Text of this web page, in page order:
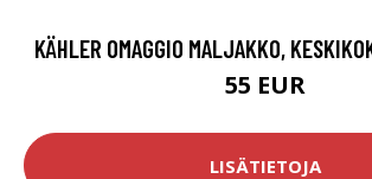
KÄHLER OMAGGIO MALJAKKO,
55 EUR
LISÄTIETOJA